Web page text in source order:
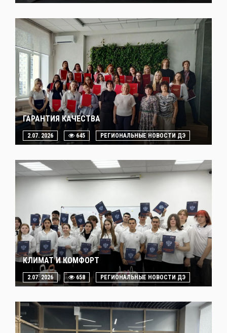
ГАРАНТИЯ КАЧЕСТВА
2.07. 2026 645 РЕГИОНАЛЬНЫЕ НОВОСТИ ДЭ
КЛИМАТ И КОМФОРТ
2.07. 2026 658 РЕГИОНАЛЬНЫЕ НОВОСТИ ДЭ